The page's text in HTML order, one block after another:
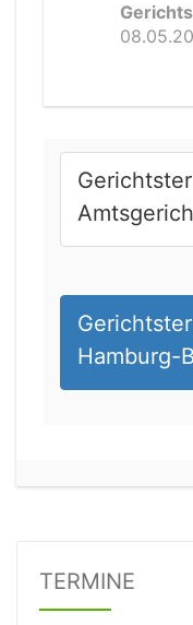
Hamburg-
TERMINE